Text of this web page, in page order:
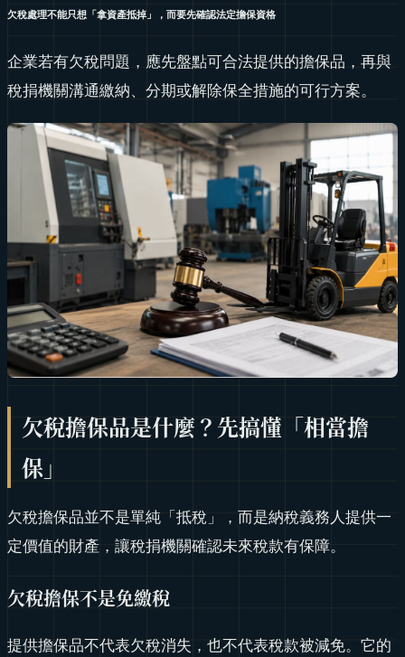
欠稅處理不能只想「拿資產抵掉」，而要先確認法定擔保資格
企業若有欠稅問題，應先盤點可合法提供的擔保品，再與
稅捐機關溝通繳納、分期或解除保全措施的可行方案。
欠稅擔保品是什麼？先搞懂「相當擔
保」
欠稅擔保品並不是單純「抵稅」，而是納稅義務人提供一
定價值的財產，讓稅捐機關確認未來稅款有保障。
欠稅擔保不是免繳稅
提供擔保品不代表欠稅消失，也不代表稅款被減免。它的